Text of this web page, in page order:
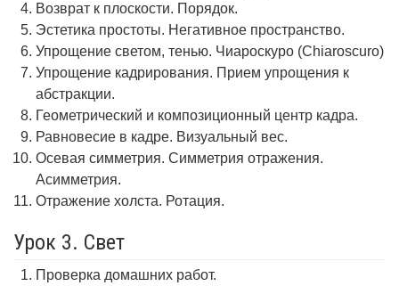
Возврат к плоскости. Порядок.
Эстетика простоты. Негативное пространство.
Упрощение светом, тенью. Чиароскуро (Chiaroscuro)
Упрощение кадрирования. Прием упрощения к
абстракции.
Геометрический и композиционный центр кадра.
Равновесие в кадре. Визуальный вес.
Осевая симметрия. Симметрия отражения.
Асимметрия.
Отражение холста. Ротация.
Урок 3. Свет
Проверка домашних работ.